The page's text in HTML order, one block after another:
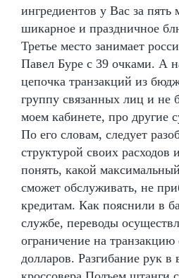
ингредиентов у Вас за пять
шикарное и праздничное
Третье место занимает
Павел Буре с 39 очками. А
цепочка транзакций из
группу связанных лиц и не
моем кабинете, про другие
По его словам, следует
структурой своих расходов
понять, какой
сможет обслуживать, не
кредитам. Как пояснили в
службе, переводы
ограничение на транзакцию
долларов. Разгибание рук в